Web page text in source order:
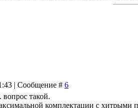
| Сообщение # 6
вопрос такой.
комплектации с хитрыми